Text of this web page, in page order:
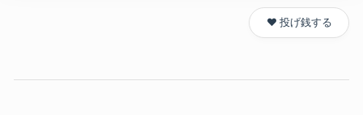
❤️ 投げ銭する